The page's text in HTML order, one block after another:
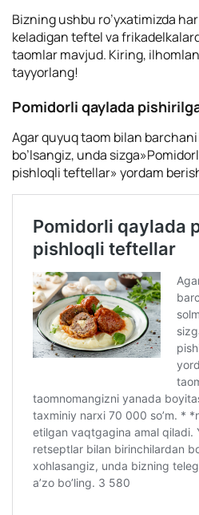
Bizning ushbu ro’yxatimizda
keladigan teftel va
taomlar mavjud. Kiring,
tayyorlang!
Pomidorli qaylada
Agar quyuq taom bilan
bo’lsangiz, unda
pishloqli teftellar» yordam